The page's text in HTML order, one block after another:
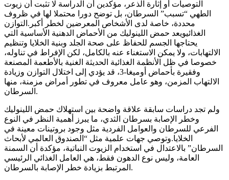
التوصيات أو إثارة الذعر، مؤكدين أن الدراسة لا تثبت أن زيوت
الطهي “تسبب” السرطان، بل توضح دورا محتملا لها في ظروف
محددة، خاصة لدى الأشخاص المعرضين لخطر أكبر.التوازن
الغذائيويعد حمض اللينوليك من الأحماض الدهنية الأساسية التي
يحتاجها الجسم للحفاظ على صحة الجلد وبنية الخلايا وتنظيم
الالتهابات، ولا يمكن الاستغناء عنه بالكامل، لكن الإفراط في تناوله،
خصوصا في ظل الأنظمة الغذائية الحديثة الغنية بالأطعمة المصنعة
وفقيرة بأحماض أوميغا-3، قد يؤدي إلى اختلال التوازن وزيادة
الالتهاب المزمن، وهو عامل معروف في تطور أمراض مزمنة، منها
السرطان.
ولم تجد دراسات سابقة علاقة واضحة بين استهلاك حمض اللينوليك
وخطر الإصابة بسرطان الثدي، ما يبرز أهمية النظر في النوع
الفرعي للسرطان والعوامل الفردية مثل وجود بروتينات معينة في
الخلايا.وتوصي جهات علمية مثل “الصندوق العالمي لأبحاث
السرطان” بالاعتدال في استخدام الزيوت النباتية، مؤكدة أن السمنة
العامة، وليس نوع الدهون فقط، هي العامل الغذائي الرئيسي
المرتبط بزيادة خطر الإصابة بالسرطان.